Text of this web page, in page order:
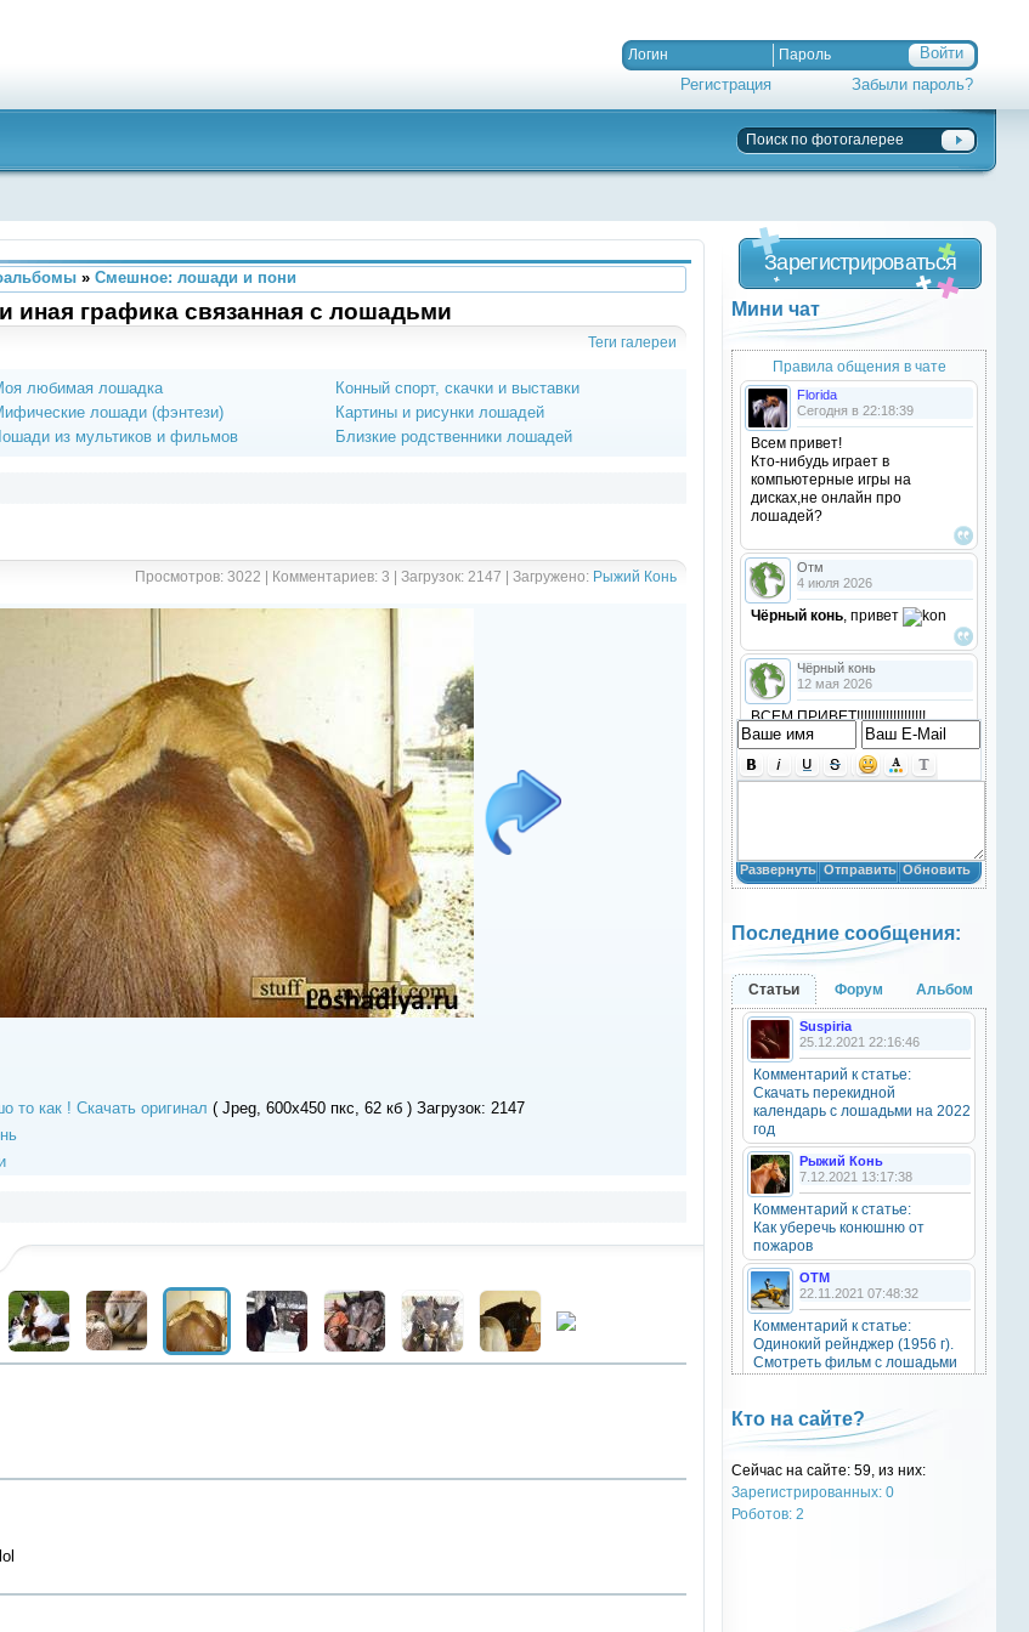
Регистрация Забыли пароль?
» Смешное: лошади и пони
иная графика связанная с лошадьми
Теги галереи
любимая лошадка
лошади (фэнтези)
из мультиков и фильмов
Конный спорт, скачки и выставки
Картины и рисунки лошадей
Близкие родственники лошадей
Просмотров: 3022 | Комментариев: 3 | Загрузок: 2147 | Загружено: Рыжий Конь
Скачать оригинал ( Jpeg, 600x450 пкс, 62 кб ) Загрузок: 2147
Зарегистрироваться
Мини чат
Правила общения в чате
Florida
Сегодня в 22:18:39
Всем привет!
Кто-нибудь играет в
компьютерные игры на
дисках,не онлайн про
лошадей?
Отм
4 июля 2026
Чёрный конь, привет
Чёрный конь
12 мая 2026
ВСЕМ ПРИВЕТ!!!!!!!!!!!!!!!!!!!
!!!!
Анастасия18
Анастасия18
кто игры скачивал недавно?
Анастасия18
10 марта 2026
привет
Natali
20 октября 2025
OTM
6 сентября 2025
Grey-Rattto, привет бро
Grey-Rattto
2 сентября 2025
Все ещё в деле
Приветствую товарищи! Привет
OTM
17 ноября 2024
Развернуть Отправить Обновить
Последние сообщения:
Статьи Форум Альбом
Suspiria
25.12.2021 22:16:46
Комментарий к статье:
Скачать перекидной
календарь с лошадьми на 2022
год
Рыжий Конь
7.12.2021 13:17:38
Комментарий к статье:
Как уберечь конюшню от
пожаров
OTM
22.11.2021 07:48:32
Комментарий к статье:
Одинокий рейнджер (1956 г).
Смотреть фильм с лошадьми
Natali
28.09.2021 15:30:39
Комментарий к статье:
Тест «Масти и отметины»
OTM
20.05.2016 13:10:31
Кто на сайте?
Сейчас на сайте: 59, из них:
Зарегистрированных: 0
Роботов: 2